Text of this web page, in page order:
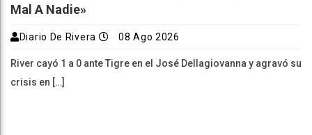
Mal A Nadie»
Diario De Rivera 08 Ago 2026
River cayó 1 a 0 ante Tigre en el José Dellagiovanna y agravó su
crisis en […]